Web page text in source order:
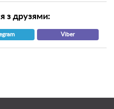
з друзями:
Viber